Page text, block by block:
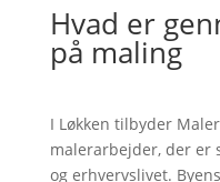
Hvad er
på maling
I Løkken tilbyder
malerarbejder, der er
og erhvervslivet.